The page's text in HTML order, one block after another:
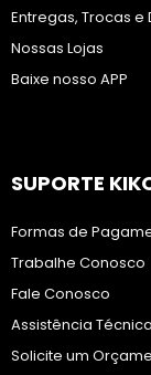
Entregas, Trocas e
Nossas Lojas
Baixe nosso APP
SUPORTE
Formas de
Trabalhe Conosco
Fale Conosco
Assistência Técnica
Solicite um